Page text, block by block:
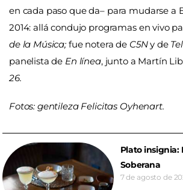
en cada paso que da– para mudarse a
2014: allá condujo programas en vivo
de la Música; fue notera de C5Ny de
panelista de En línea, junto a Martín
26.
Fotos: gentileza Felicitas Oyhenart.
Plato insignia:
Soberana
7 de agosto de